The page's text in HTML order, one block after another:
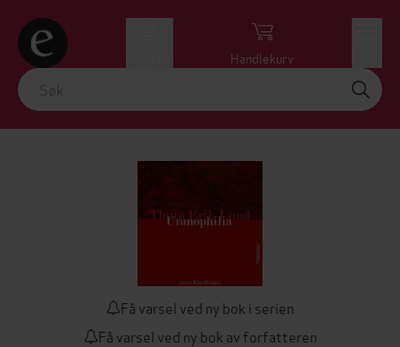
Handlekurv
Få varsel ved ny bok i serien
Få varsel ved ny bok av forfatteren